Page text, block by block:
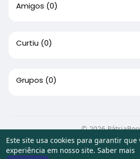
Este site usa cookies para garantir
experiência em nosso site. Saber mais
Amigos (0)
Curtiu (0)
Grupos (0)
© 2026
Início
Sobre Contato
Artigos